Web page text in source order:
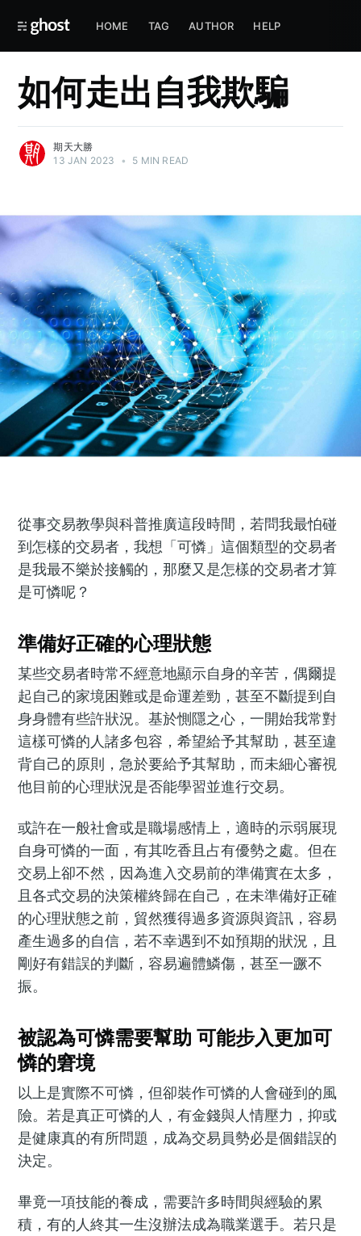
HOME TAG AUTHOR HELP
如何走出自我欺騙
期天大勝
13 JAN 2023
• 5 MIN READ
從事交易教學與科普推廣這段時間，若問我最怕碰
到怎樣的交易者，我想「可憐」這個類型的交易者
是我最不樂於接觸的，那麼又是怎樣的交易者才算
是可憐呢？
準備好正確的心理狀態
某些交易者時常不經意地顯示自身的辛苦，偶爾提
起自己的家境困難或是命運差勁，甚至不斷提到自
身身體有些許狀況。基於惻隱之心，一開始我常對
這樣可憐的人諸多包容，希望給予其幫助，甚至違
背自己的原則，急於要給予其幫助，而未細心審視
他目前的心理狀況是否能學習並進行交易。
或許在一般社會或是職場感情上，適時的示弱展現
自身可憐的一面，有其吃香且占有優勢之處。但在
交易上卻不然，因為進入交易前的準備實在太多，
且各式交易的決策權終歸在自己，在未準備好正確
的心理狀態之前，貿然獲得過多資源與資訊，容易
產生過多的自信，若不幸遇到不如預期的狀況，且
剛好有錯誤的判斷，容易遍體鱗傷，甚至一蹶不
振。
被認為可憐需要幫助 可能步入更加可
憐的窘境
以上是實際不可憐，但卻裝作可憐的人會碰到的風
險。若是真正可憐的人，有金錢與人情壓力，抑或
是健康真的有所問題，成為交易員勢必是個錯誤的
決定。
畢竟一項技能的養成，需要許多時間與經驗的累
積，有的人終其一生沒辦法成為職業選手。若只是